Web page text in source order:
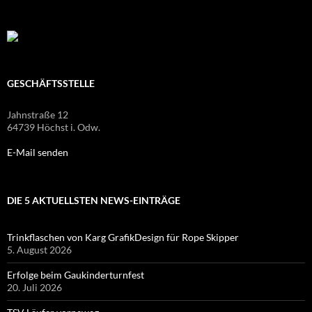
GESCHÄFTSSTELLE
Jahnstraße 12
64739 Höchst i. Odw.
E-Mail senden
DIE 5 AKTUELLSTEN NEWS-EINTRÄGE
Trinkflaschen von Karg GrafikDesign für Rope Skipper
5. August 2026
Erfolge beim Gaukinderturnfest
20. Juli 2026